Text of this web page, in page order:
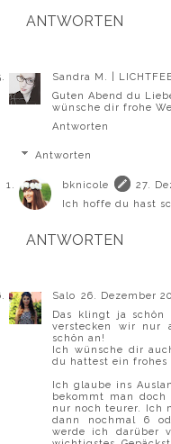
ANTWORTEN
Sandra M. |
Guten Abend du
wünsche dir frohe
Antworten
Antworten
bknicole
27.
Ich hoffe du hast
ANTWORTEN
Salo 26. Dezember
Das klingt ja schön
verstecken wir nur
schön an!
Ich wünsche dir
du hattest ein frohes
Ich glaube ins
bekommt man
nur noch teurer. Ich
dann nochmal 6
werde ich darüber